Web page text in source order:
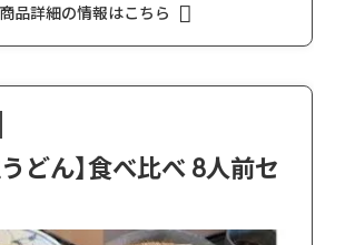
商品詳細の情報はこちら
うどん】食べ比べ 8人前セ